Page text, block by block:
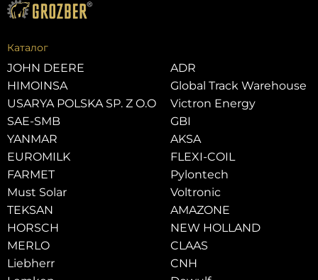
Каталог
JOHN DEERE
HIMOINSA
USARYA POLSKA SP. Z O.O
SAE-SMB
YANMAR
EUROMILK
FARMET
Must Solar
TEKSAN
HORSCH
MERLO
Liebherr
ADR
Global Track Warehouse
Victron Energy
GBI
AKSA
FLEXI-COIL
Pylontech
Voltronic
AMAZONE
NEW HOLLAND
CLAAS
CNH